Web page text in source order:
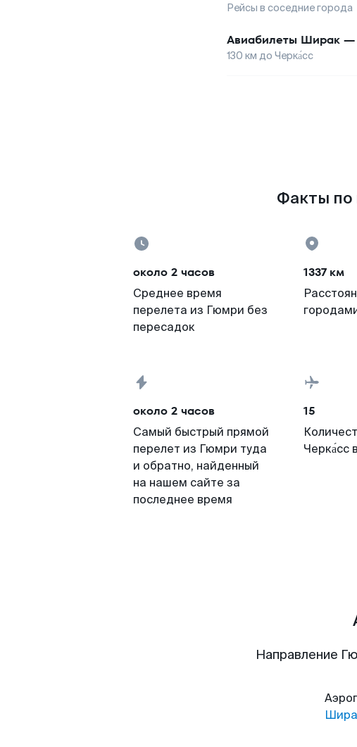
Рейсы в соседние города
Авиабилеты Ширак —
130 км до Черка́сс
Факты по
около 2 часов
Среднее время
перелета из Гюмри без
пересадок
1337 км
около 2 часов
Самый быстрый прямой
перелет из Гюмри туда
и обратно, найденный
на нашем сайте за
последнее время
15
Черка́сс
Направление